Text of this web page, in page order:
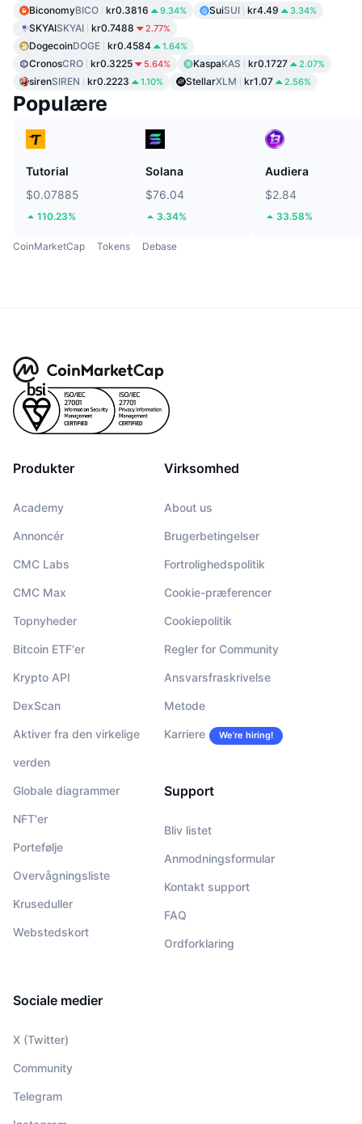
BiconomyBICO kr0.3816 9.34% SuiSUI kr4.49 3.34%
SKYAISKYAI kr0.7488 2.77%
DogecoinDOGE kr0.4584 1.64%
CronosCRO kr0.3225 5.64% KaspaKAS kr0.1727 2.07%
sirenSIREN kr0.2223 1.10% StellarXLM kr1.07 2.56%
Populære
Tutorial
$0.07885
110.23%
Solana
$76.04
3.34%
Audiera
$2.84
33.58%
CoinMarketCap Tokens Debase
Produkter
Academy
Annoncér
CMC Labs
CMC Max
Topnyheder
Bitcoin ETF'er
Krypto API
DexScan
Aktiver fra den virkelige
verden
Globale diagrammer
NFT'er
Portefølje
Overvågningsliste
Kruseduller
Webstedskort
Virksomhed
About us
Brugerbetingelser
Fortrolighedspolitik
Cookie-præferencer
Cookiepolitik
Regler for Community
Ansvarsfraskrivelse
Metode
Karriere We’re hiring!
Support
Bliv listet
Anmodningsformular
Kontakt support
FAQ
Ordforklaring
Sociale medier
X (Twitter)
Community
Telegram